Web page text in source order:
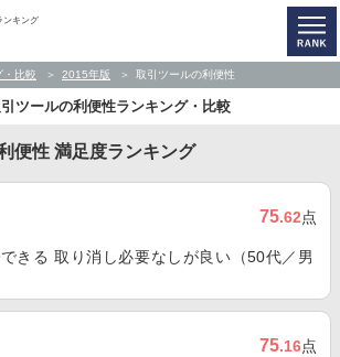
ンキング
・比較 2015年版 取引ツールの利便性
引ツールの利便性ランキング・比較
便性 満足度ランキング
75.62点
きる 取り消し必要なしが良い（50代／男
75.16点